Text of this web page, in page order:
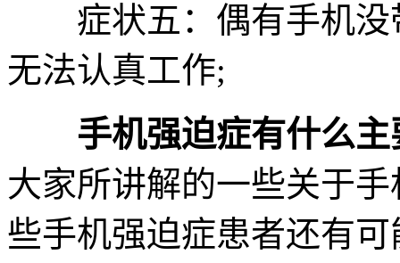
症状五：偶有手机没
无法认真工作;
手机强迫症有什么
大家所讲解的一些关于
些手机强迫症患者还有